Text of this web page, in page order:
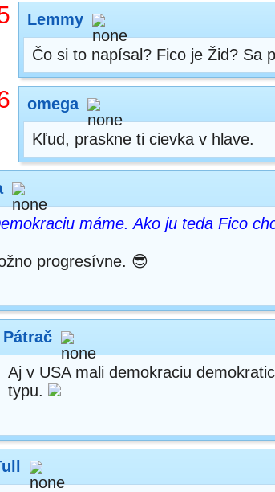
Lemmy
Čo si to napísal? Fico je Žid? Sa
omega
Kľud, praskne ti cievka v hlave.
máme. Ako ju teda Fico
progresívne. 😎
Pátrač
Aj v USA mali demokraciu
typu.